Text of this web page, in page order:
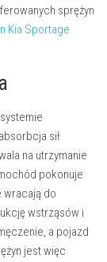
sprężyn
Kia Sportage
sił
na utrzymanie
pokonuje
wracają do
wstrząsów i
a pojazd
jest więc